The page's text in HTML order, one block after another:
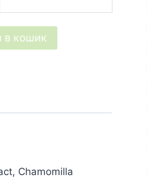
в кошик
Chamomilla